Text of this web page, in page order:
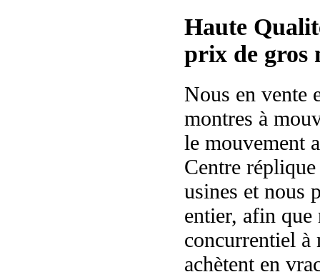
Haute
prix de gros
Nous en vente
montres à
le mouvement
Centre
usines et nous
entier, afin
concurrentiel à
achètent en